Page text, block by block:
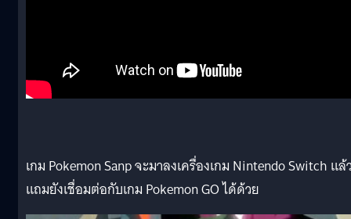
เกม Pokemon Sanp จะมาลงเครื่องเกม Nintendo Switch แล้
แถมยังเชื่อมต่อกับเกม Pokemon GO ได้ด้วย